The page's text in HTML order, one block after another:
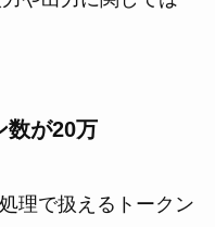
が20万
理で扱えるトークン